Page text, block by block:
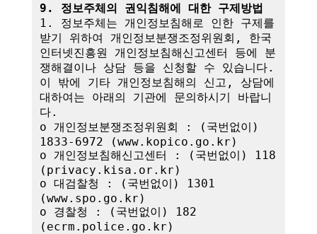
9. 정보주체의 권익침해에 대한 구제방법
1. 정보주체는 개인정보침해로 인한 구제를
받기 위하여 개인정보분쟁조정위원회, 한국
인터넷진흥원 개인정보침해신고센터 등에 분
쟁해결이나 상담 등을 신청할 수 있습니다.
이 밖에 기타 개인정보침해의 신고, 상담에
대하여는 아래의 기관에 문의하시기 바랍니
다.
o 개인정보분쟁조정위원회 : (국번없이)
1833-6972 (www.kopico.go.kr)
o 개인정보침해신고센터 : (국번없이) 118
(privacy.kisa.or.kr)
o 대검찰청 : (국번없이) 1301
(www.spo.go.kr)
o 경찰청 : (국번없이) 182
(ecrm.police.go.kr)